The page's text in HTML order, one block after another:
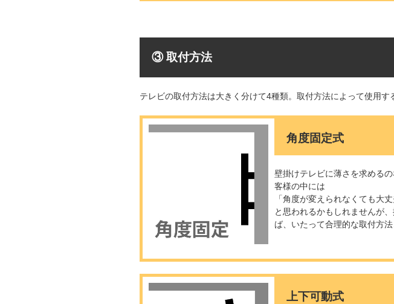
③ 取付方法
テレビの取付方法は大きく分けて4種類。取付方法によって使用す
角度固定式
壁掛けテレビに薄さを求める
客様の中には
「角度が変えられなくても大丈
と思われるかもしれませんが
ば、いたって合理的な取付方法
上下可動式